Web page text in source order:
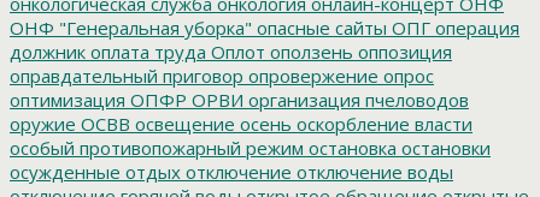
ОНФ "Генеральная уборка" опасные сайты ОПГ операция
должник оплата труда Оплот оползень оппозиция
оправдательный приговор опровержение опрос
оптимизация ОПФР ОРВИ организация пчеловодов
оружие ОСВВ освещение осень оскорбление власти
особый противопожарный режим остановка остановки
осужденные отдых отключение отключение воды